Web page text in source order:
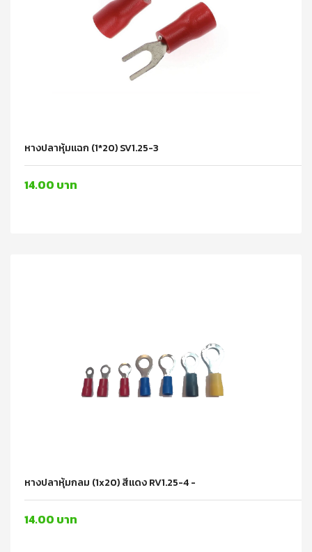
หางปลาหุ้มแฉก (1*20) SV1.25-3
14.00 บาท
หางปลาหุ้มกลม (1x20) สีแดง RV1.25-4 -
14.00 บาท